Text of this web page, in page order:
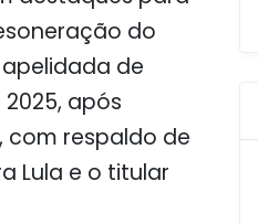
do
apelidada de
após
com respaldo de
Lula e o titular